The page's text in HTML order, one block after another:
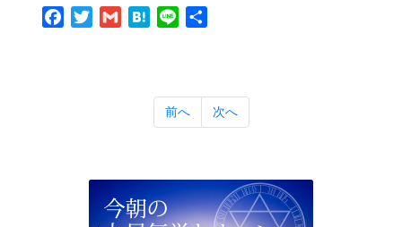
Facebook
TwitterGmail Hatena
Line
前へ 次へ